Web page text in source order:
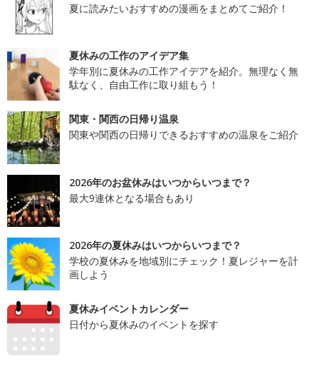
夏に読みたいおすすめの漫画をまとめてご紹介！
夏休みの工作のアイデア集
学年別に夏休みの工作アイデアを紹介。無理なく無
駄なく、自由工作に取り組もう！
関東・関西の日帰り温泉
関東や関西の日帰りできるおすすめの温泉をご紹介
2026年のお盆休みはいつからいつまで？
最大9連休となる場合もあり
2026年の夏休みはいつからいつまで？
学校の夏休みを地域別にチェック！夏レジャーを計
画しよう
夏休みイベントカレンダー
日付から夏休みのイベントを探す